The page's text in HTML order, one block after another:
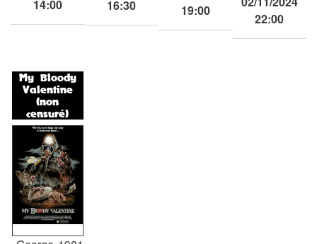
14:00 16:30
19:00
22:00
My Bloody
Valentine
(non
censuré)